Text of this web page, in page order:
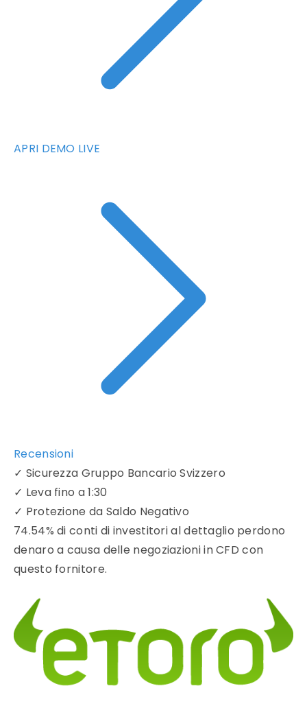
APRI DEMO LIVE
Recensioni
✓ Sicurezza Gruppo Bancario Svizzero
✓ Leva fino a 1:30
✓ Protezione da Saldo Negativo
74.54% di conti di investitori al dettaglio perdono
denaro a causa delle negoziazioni in CFD con
questo fornitore.